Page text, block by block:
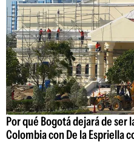
Por qué Bogotá dejará de ser
Colombia con De la Espriella